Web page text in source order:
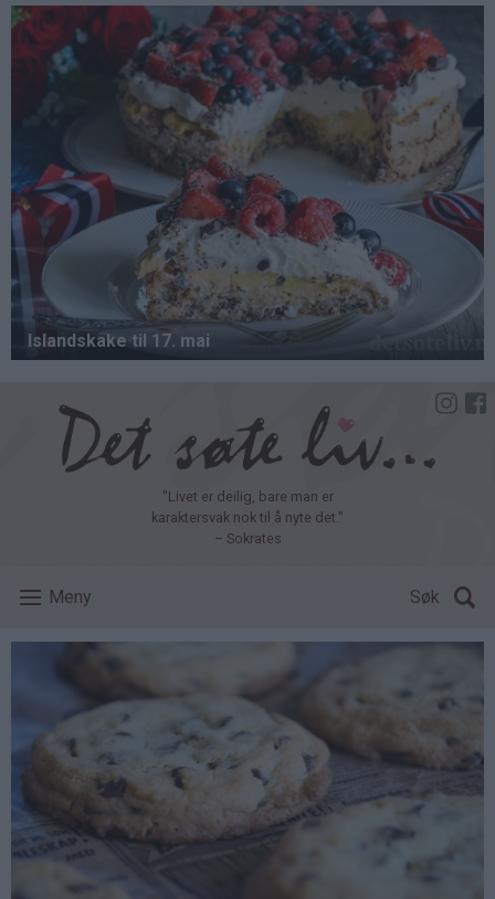
Hopp
hovedinnhold
"Livet er deilig, bare man er
karaktersvak nok til å nyte det."
– Sokrates
Meny Søk